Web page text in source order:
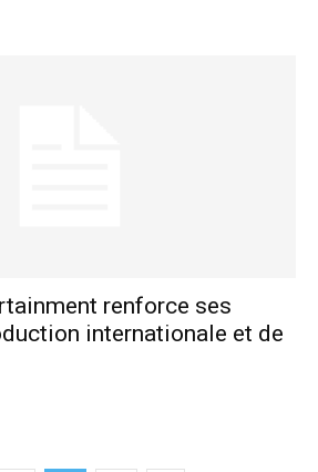
renforce ses
internationale et de